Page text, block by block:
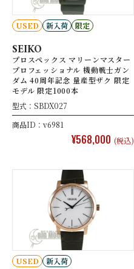
USED 新入荷 限定
SEIKO
プロスペックス マリーンマスター
プロフェッショナル 機動戦士ガン
ダム 40周年記念 量産型ザク 限定
モデル 限定1000本
型式：SBDX027
商品ID：v6981
¥568,000 (税込)
USED 新入荷